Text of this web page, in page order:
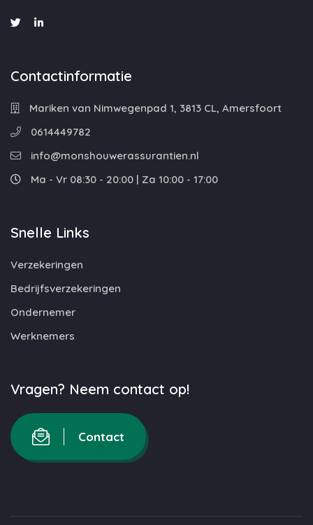
Contactinformatie
Mariken van Nimwegenpad 1, 3813 CL, Amersfoort
0614449782
info@monshouwerassurantien.nl
Ma - Vr 08:30 - 20:00 | Za 10:00 - 17:00
Snelle Links
Verzekeringen
Bedrijfsverzekeringen
Ondernemer
Werknemers
Vragen? Neem contact op!
Contact